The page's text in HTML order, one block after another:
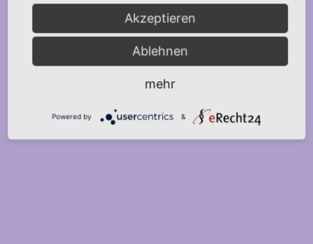
wählen.
Akzeptieren
Ablehnen
mehr
Powered by &